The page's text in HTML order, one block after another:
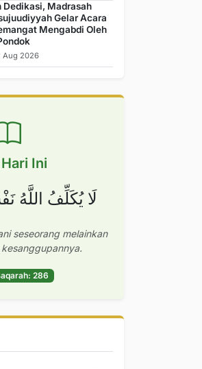
Madrasah
Gelar Acara
Mengabdi Oleh
Aug 2026
Ini
لَا يُكَلِّفُ اللَّهُ
seseorang melainkan
286